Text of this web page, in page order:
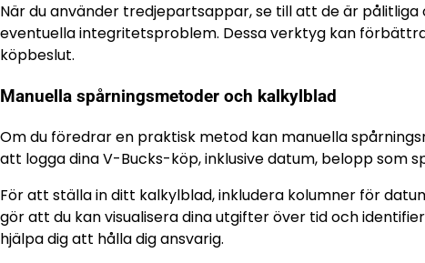
När du använder tredjepartsappar, se till att de är
eventuella integritetsproblem. Dessa verktyg kan
köpbeslut.
Manuella spårningsmetoder och kalkylblad
Om du föredrar en praktisk metod kan manuella
att logga dina V-Bucks-köp, inklusive datum, belopp som
För att ställa in ditt kalkylblad, inkludera kolumner för
gör att du kan visualisera dina utgifter över tid och
hjälpa dig att hålla dig ansvarig.